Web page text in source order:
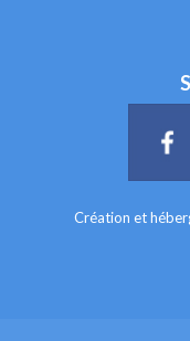
Création et